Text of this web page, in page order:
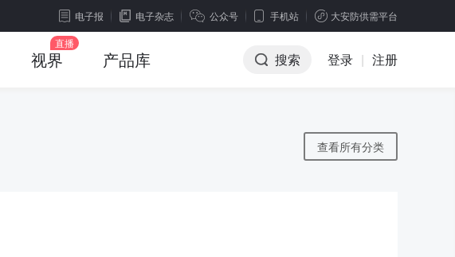
电子报 电子杂志 公众号 手机站 大安防供需平台
视界 产品库 搜索 登录 | 注册
查看所有分类